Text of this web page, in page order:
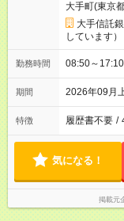
大手町(東京
大手信託
しています）
勤務時間 08:50～
期間 2026年09月
特徴 履歴書不要 /
気になる！
掲載元